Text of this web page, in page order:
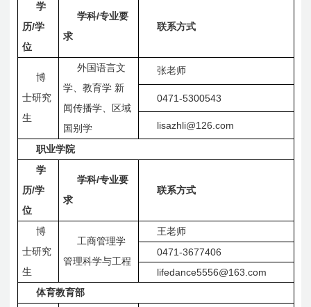
学
历/学
位
学科/专业要
求
联系方式
博
士研究
生
外国语言文
学、教育学 新
闻传播学、区域
国别学
张老师
0471-5300543
lisazhli@126.com
职业学院
学
历/学
位
学科/专业要
求
联系方式
博
士研究
生
工商管理学
管理科学与工程
王老师
0471-3677406
lifedance5556@163.com
体育教育部